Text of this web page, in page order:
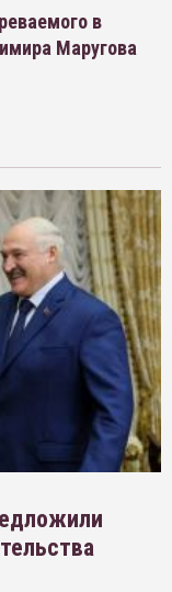
в
Маругова